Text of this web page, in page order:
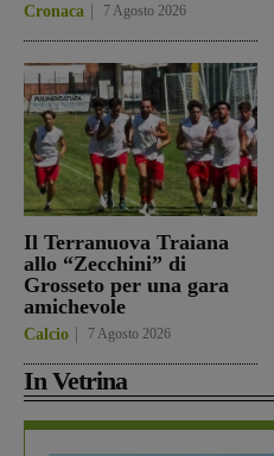
Cronaca 7 Agosto 2026
Il Terranuova Traiana
allo “Zecchini” di
Grosseto per una gara
amichevole
Calcio 7 Agosto 2026
In Vetrina